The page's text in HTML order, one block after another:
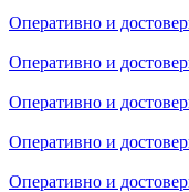
Оперативно и
Оперативно и
Оперативно и
Оперативно и
Оперативно и